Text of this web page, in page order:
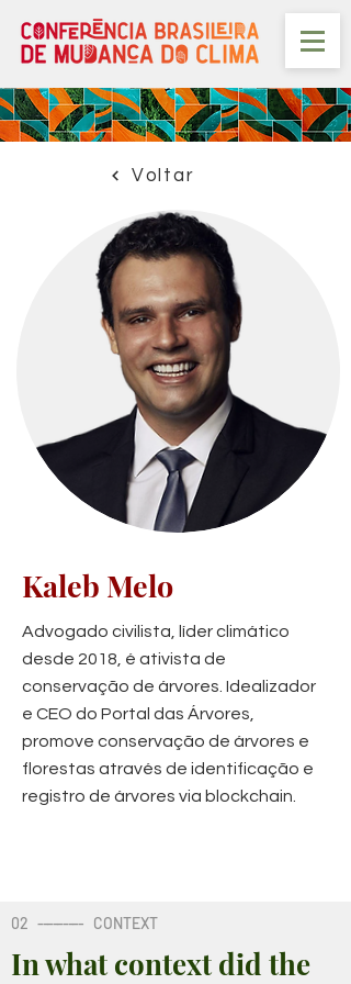
Voltar
Kaleb Melo
Advogado civilista, líder climático
desde 2018, é ativista de
conservação de árvores. Idealizador
e CEO do Portal das Árvores,
promove conservação de árvores e
florestas através de identificação e
registro de árvores via blockchain.
02 --------- CONTEXT
In what context did the